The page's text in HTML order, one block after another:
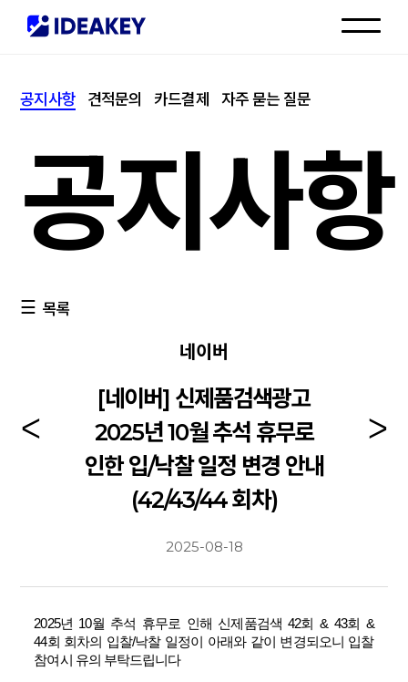
고객센터
공지사항 견적문의 카드결제 자주 묻는 질문
공지사항
목록
네이버
[네이버] 신제품검색광고
2025년 10월 추석 휴무로
인한 입/낙찰 일정 변경 안내
(42/43/44 회차)
2025-08-18
2025년 10월 추석 휴무로 인해 신제품검색 42회 & 43회
&
44회 회차의 입찰/낙찰 일정이 아래와 같이 변경되오니 입찰
참여시 유의 부탁드립니다